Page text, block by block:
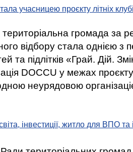
учасницею проєкту літніх
територіальна громада за
відбору стала однією
та підлітків «Грай. Дій.
DOCCU у межах
неурядовою
інвестиції, житло для ВПО